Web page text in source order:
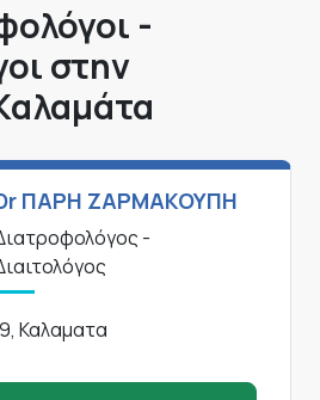
-
στην
ΠΑΡΗ ΖΑΡΜΑΚΟΥΠΗ
-
Καλαματα